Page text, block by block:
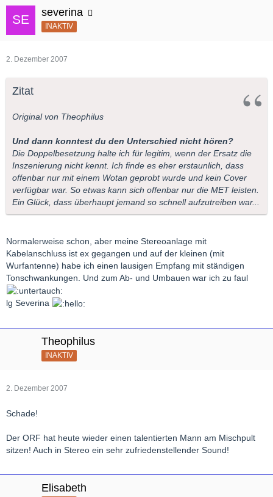
severina
INAKTIV
2. Dezember 2007
Zitat
Original von Theophilus
Und dann konntest du den Unterschied nicht hören?
Die Doppelbesetzung halte ich für legitim, wenn der Ersatz die
Inszenierung nicht kennt. Ich finde es eher erstaunlich, dass
offenbar nur mit einem Wotan geprobt wurde und kein Cover
verfügbar war. So etwas kann sich offenbar nur die MET leisten.
Ein Glück, dass überhaupt jemand so schnell aufzutreiben war...
Normalerweise schon, aber meine Stereoanlage mit
Kabelanschluss ist ex gegangen und auf der kleinen (mit
Wurfantenne) habe ich einen lausigen Empfang mit ständigen
Tonschwankungen. Und zum Ab- und Umbauen war ich zu faul
lg Severina
Theophilus
INAKTIV
2. Dezember 2007
Schade!
Der ORF hat heute wieder einen talentierten Mann am Mischpult
sitzen! Auch in Stereo ein sehr zufriedenstellender Sound!
Elisabeth